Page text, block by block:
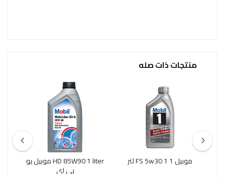
منتجات ذات صله
موبيل 1 FS 5w30 1 لتر
HD 85W90 1 liter موبيل يو
بي اي